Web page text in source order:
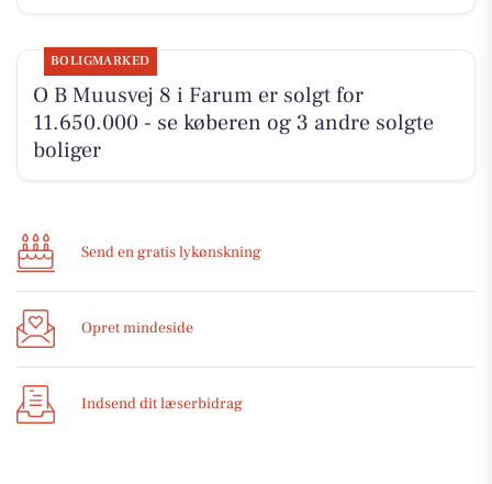
BOLIGMARKED
O B Muusvej 8 i Farum er solgt for
11.650.000 - se køberen og 3 andre solgte
boliger
Send en gratis lykønskning
Opret mindeside
Indsend dit læserbidrag